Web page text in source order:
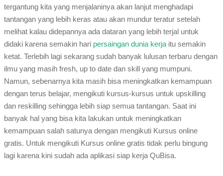
tergantung kita yang menjalaninya akan lanjut menghadapi
tantangan yang lebih keras atau akan mundur teratur setelah
melihat kalau didepannya ada dataran yang lebih terjal untuk
didaki karena semakin hari persaingan dunia kerja itu semakin
ketat. Terlebih lagi sekarang sudah banyak lulusan terbaru dengan
ilmu yang masih fresh, up to date dan skill yang mumpuni.
Namun, sebenarnya kita masih bisa meningkatkan kemampuan
dengan terus belajar, mengikuti kursus-kursus untuk upskilling
dan reskilling sehingga lebih siap semua tantangan. Saat ini
banyak hal yang bisa kita lakukan untuk meningkatkan
kemampuan salah satunya dengan mengikuti Kursus online
gratis. Untuk mengikuti Kursus online gratis tidak perlu bingung
lagi karena kini sudah ada aplikasi siap kerja QuBisa.